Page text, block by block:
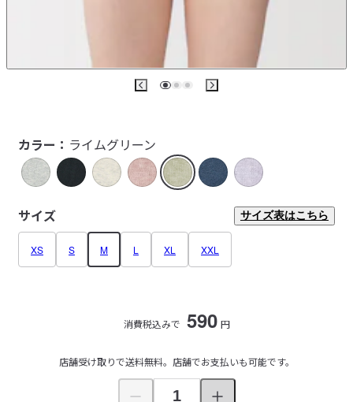
カラー： ライムグリーン
サイズ サイズ表はこちら
XS S M L XL XXL
消費税込みで 590 円
店舗受け取りで送料無料。店舗でお支払いも可能です。